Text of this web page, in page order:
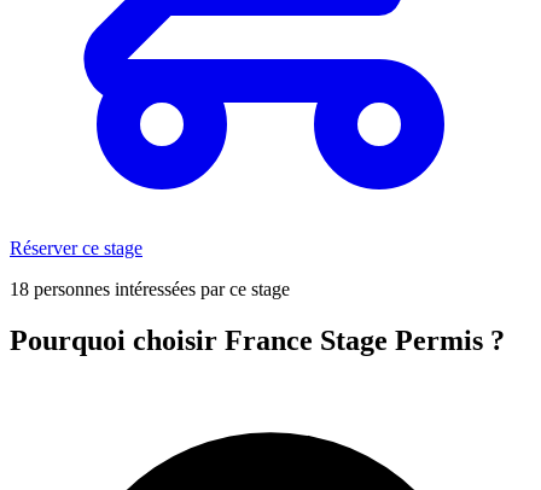
Réserver ce stage
18 personnes intéressées par ce stage
Pourquoi choisir France Stage Permis ?